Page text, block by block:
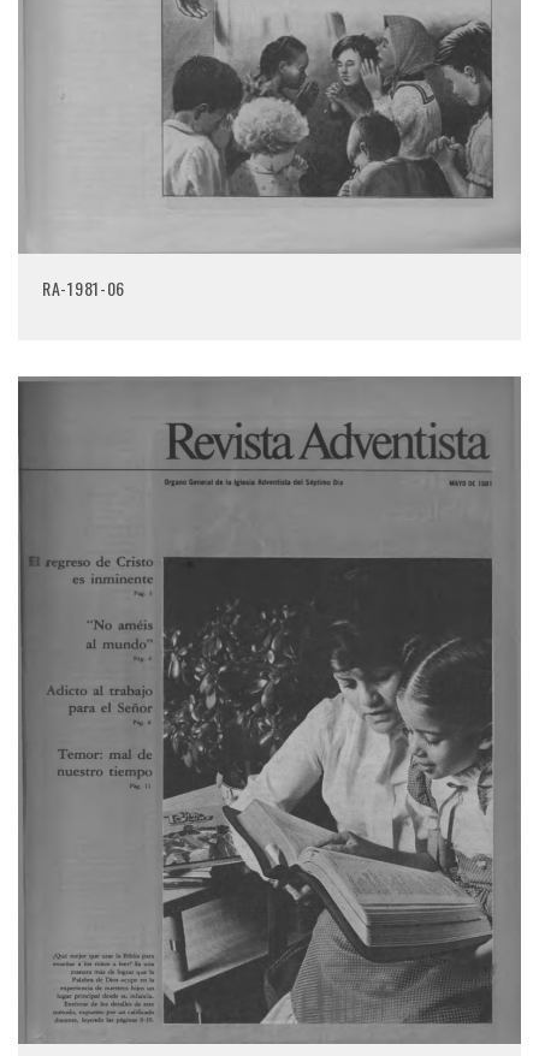
RA-1981-06